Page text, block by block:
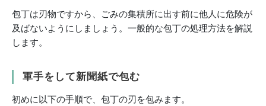
包丁は刃物ですから、ごみの集積所に出す前に他人に危険が
及ばないようにしましょう。一般的な包丁の処理方法を解説
します。
軍手をして新聞紙で包む
初めに以下の手順で、包丁の刃を包みます。